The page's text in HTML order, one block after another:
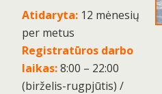
Atidaryta: 12 mėnesių
per metus
Registratūros darbo
laikas:8:00 – 22:00
(birželis-rugpjūtis) /